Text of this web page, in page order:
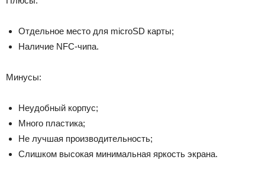
Отдельное место для microSD карты;
Наличие NFC-чипа.
Минусы:
Неудобный корпус;
Много пластика;
Не лучшая производительность;
Слишком высокая минимальная яркость экрана.